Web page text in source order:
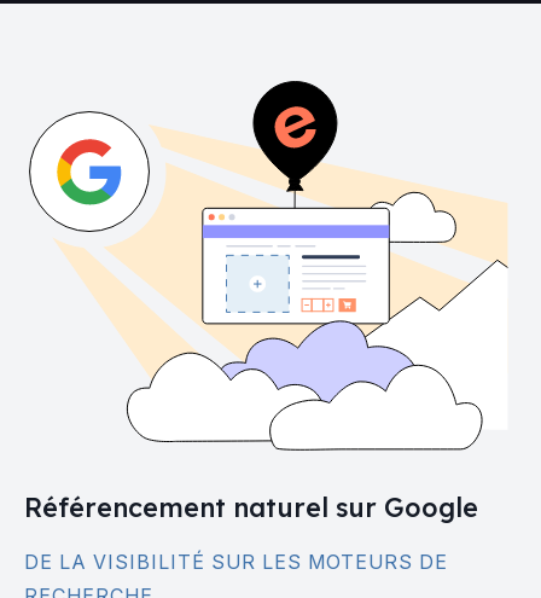
Référencement naturel sur Google
DE LA VISIBILITÉ SUR LES MOTEURS DE